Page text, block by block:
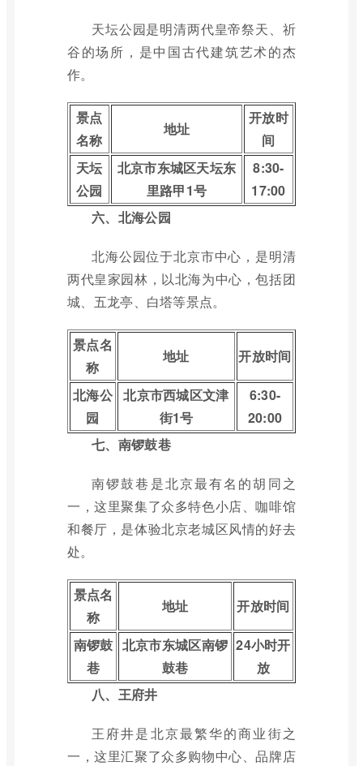
天坛公园是明清两代皇帝祭天、祈
谷的场所，是中国古代建筑艺术的杰
作。
景点
名称
地址
开放时
间
天坛
公园
北京市东城区天坛东
里路甲1号
8:30-
17:00
六、北海公园
北海公园位于北京市中心，是明清
两代皇家园林，以北海为中心，包括团
城、五龙亭、白塔等景点。
景点名
称
地址 开放时间
北海公
园
北京市西城区文津
街1号
6:30-
20:00
七、南锣鼓巷
南锣鼓巷是北京最有名的胡同之
一，这里聚集了众多特色小店、咖啡馆
和餐厅，是体验北京老城区风情的好去
处。
景点名
称
地址 开放时间
南锣鼓
巷
北京市东城区南锣
鼓巷
24小时开
放
八、王府井
王府井是北京最繁华的商业街之
一，这里汇聚了众多购物中心、品牌店